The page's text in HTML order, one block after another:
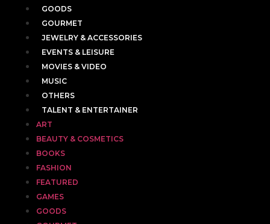
GOODS
GOURMET
JEWELRY & ACCESSORIES
EVENTS & LEISURE
MOVIES & VIDEO
MUSIC
OTHERS
TALENT & ENTERTAINER
ART
BEAUTY & COSMETICS
BOOKS
FASHION
FEATURED
GAMES
GOODS